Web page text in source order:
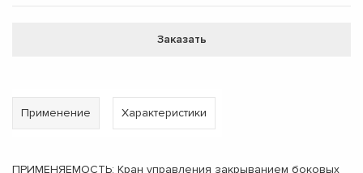
Заказать
Применение Характеристики
ПРИМЕНЯЕМОСТЬ: Кран управления закрыванием боковых